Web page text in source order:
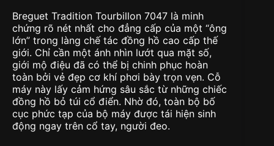
Breguet Tradition Tourbillon 7047 là minh
chứng rõ nét nhất cho đẳng cấp của một “ông
lớn” trong làng chế tác đồng hồ cao cấp thế
giới. Chỉ cần một ánh nhìn lướt qua mặt số,
giới mộ điệu đã có thể bị chinh phục hoàn
toàn bởi vẻ đẹp cơ khí phơi bày trọn vẹn. Cỗ
máy này lấy cảm hứng sâu sắc từ những chiếc
đồng hồ bỏ túi cổ điển. Nhờ đó, toàn bộ bố
cục phức tạp của bộ máy được tái hiện sinh
động ngay trên cổ tay, người đeo.